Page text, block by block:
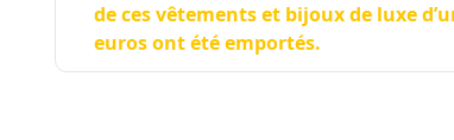
de ces vêtements et bijoux de luxe
euros ont été emportés.